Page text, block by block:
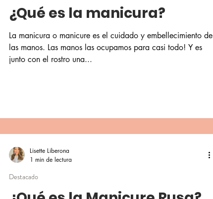
¿Qué es la manicura?
La manicura o manicure es el cuidado y embellecimiento de
las manos. Las manos las ocupamos para casi todo! Y es
junto con el rostro una...
Destacado
Lisette Liberona
1 min de lectura